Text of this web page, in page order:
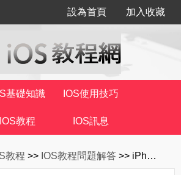
設為首頁 加入收藏
基礎知識 IOS使用技巧
IOS教程 IOS訊息
教程 >> IOS教程問題解答 >> iPhone3gs能玩到全部的ios游戲嗎？